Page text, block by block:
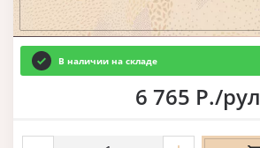
В наличии на складе
6 765 Р./рул